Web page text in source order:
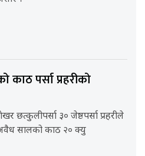
पर्सा प्रहरीको
छत्कुलीपर्सा ३० जेष्ठपर्सा प्रहरीले
सालको काठ २० क्यु